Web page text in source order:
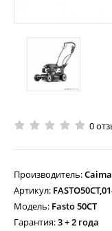
0
Производитель:
Артикул:
Модель: Fasto 50CT
Гарантия:3 + 2 года